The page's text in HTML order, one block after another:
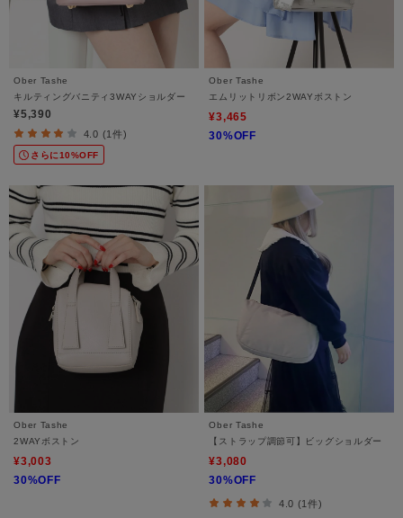
Ober Tashe
キルティングバニティ3WAYショルダー
¥5,390
4.0 (1件)
さらに10%OFF
Ober Tashe
エムリットリボン2WAYボストン
¥3,465
30%OFF
Ober Tashe
2WAYボストン
¥3,003
30%OFF
Ober Tashe
【ストラップ調節可】ビッグショルダー
¥3,080
30%OFF
4.0 (1件)